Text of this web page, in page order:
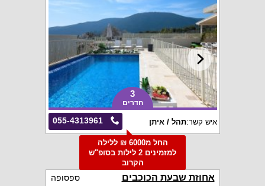
3
חדרים
055-4313961 איש קשר:תהל / איתן
החל מ6000 ₪ ללילה
למזמינים 2 לילות בסופ"ש
הקרוב
אחוזת שבעת הכוכבים ספסופה